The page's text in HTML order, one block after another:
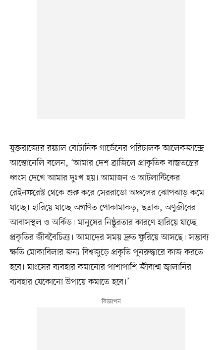
যুক্তরাজ্যের রয়্যাল বোটানিক গার্ডেনের পরিচালক আলেকজান্দ্রে
আন্তোনেলি বলেন, ‘আমার দেশ ব্রাজিলে প্রাকৃতিক বাস্তুতন্ত্রের
ধ্বংস দেখে আমার দুঃখ হয়। আমাজন ও আটলান্টিকের
রেইনফরেস্ট থেকে শুরু করে সেররাডো অঞ্চলের ঝোপঝাড় কমে
যাচ্ছে। হারিয়ে যাচ্ছে অগণিত পোকামাকড়, ছত্রাক, অণুজীবের
আবাসস্থল ও অর্কিড। মানুষের নিষ্ঠুরতার কারণে হারিয়ে যাচ্ছে
প্রকৃতির জীববৈচিত্র্য। আমাদের সময় দ্রুত ফুরিয়ে আসছে। সম্ভাব্য
ক্ষতি মোকাবিলার জন্য বিশ্বজুড়ে প্রকৃতি পুনরুদ্ধারে কাজ করতে
হবে। মাংসের ব্যবহার কমানোর পাশাপাশি জীবাশ্ম জ্বালানির
ব্যবহার যেকোনো উপায়ে কমাতে হবে।’